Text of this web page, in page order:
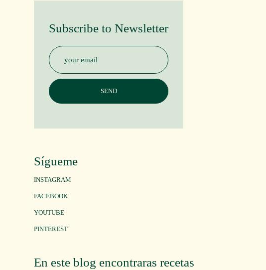
Subscribe to Newsletter
Sígueme
INSTAGRAM
FACEBOOK
YOUTUBE
PINTEREST
En este blog encontraras recetas